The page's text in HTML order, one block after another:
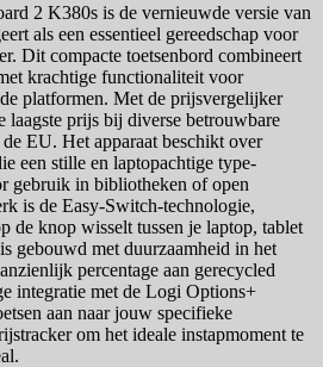
2 K380s is de vernieuwde versie van
als een essentieel gereedschap voor
Dit compacte toetsenbord combineert
krachtige functionaliteit voor
platformen. Met de prijsvergelijker
prijs bij diverse betrouwbare
EU. Het apparaat beschikt over
een stille en laptopachtige type-
gebruik in bibliotheken of open
is de Easy-Switch-technologie,
de knop wisselt tussen je laptop, tablet
gebouwd met duurzaamheid in het
percentage aan gerecycled
integratie met de Logi Options+
aan naar jouw specifieke
om het ideale instapmoment te